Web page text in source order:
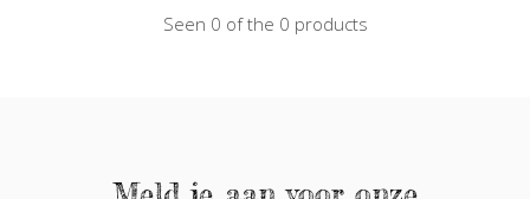
Seen 0 of the 0 products